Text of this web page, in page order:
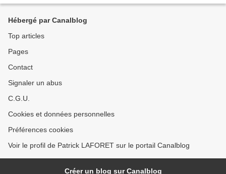
Hébergé par Canalblog
Top articles
Pages
Contact
Signaler un abus
C.G.U.
Cookies et données personnelles
Préférences cookies
Voir le profil de Patrick LAFORET sur le portail Canalblog
Créer un blog sur Canalblog